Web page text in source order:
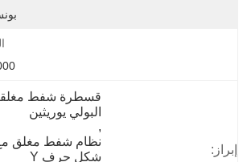
إبراز:
البولي يوريثين
,
شكل حرف Y